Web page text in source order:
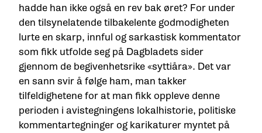
hadde han ikke også en rev bak øret? For under
den tilsynelatende tilbakelente godmodigheten
lurte en skarp, innful og sarkastisk kommentator
som fikk utfolde seg på Dagbladets sider
gjennom de begivenhetsrike «syttiåra». Det var
en sann svir å følge ham, man takker
tilfeldighetene for at man fikk oppleve denne
perioden i avistegningens lokalhistorie, politiske
kommentartegninger og karikaturer myntet på